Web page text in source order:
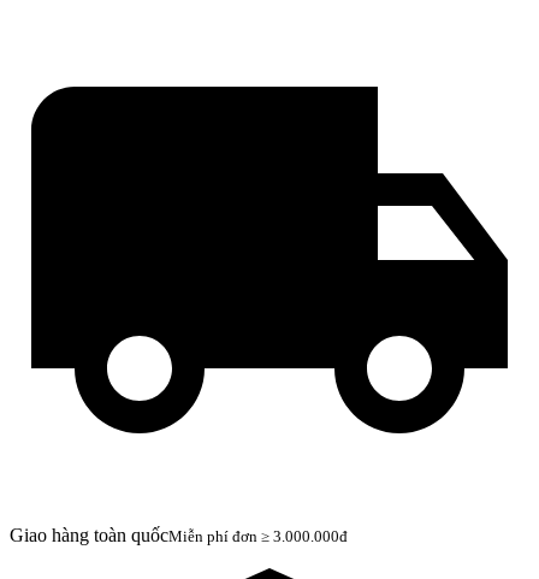
Giao hàng toàn quốcMiễn phí đơn ≥ 3.000.000đ